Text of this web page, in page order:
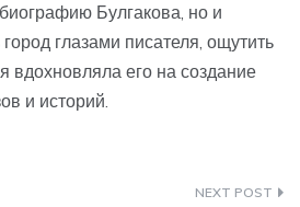
Булгакова, но и
глазами писателя, ощутить
вдохновляла его на создание
и историй.